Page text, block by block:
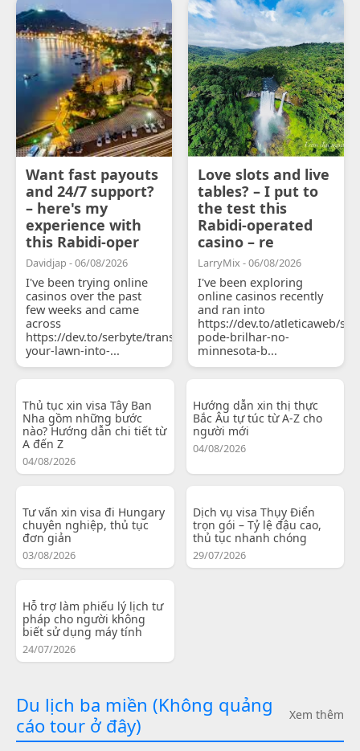
Want fast payouts
and 24/7 support?
– here's my
experience with
this Rabidi-oper
Davidjap - 06/08/2026
I've been trying online
casinos over the past
few weeks and came
across
https://dev.to/serbyte/transform-
your-lawn-into-...
Love slots and live
tables? – I put to
the test this
Rabidi-operated
casino – re
LarryMix - 06/08/2026
I've been exploring
online casinos recently
and ran into
https://dev.to/atleticaweb/
pode-brilhar-no-
minnesota-b...
Thủ tục xin visa Tây Ban
Nha gồm những bước
nào? Hướng dẫn chi tiết từ
A đến Z
04/08/2026
Hướng dẫn xin thị thực
Bắc Âu tự túc từ A-Z cho
người mới
04/08/2026
Tư vấn xin visa đi Hungary
chuyên nghiệp, thủ tục
đơn giản
03/08/2026
Dịch vụ visa Thụy Điển
trọn gói – Tỷ lệ đậu cao,
thủ tục nhanh chóng
29/07/2026
Hỗ trợ làm phiếu lý lịch tư
pháp cho người không
biết sử dụng máy tính
24/07/2026
Du lịch ba miền (Không quảng
cáo tour ở đây)
Xem thêm